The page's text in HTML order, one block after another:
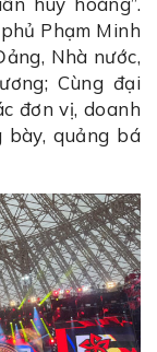
Phạm Minh
Nhà nước,
Cùng đại
đơn vị, doanh
quảng bá